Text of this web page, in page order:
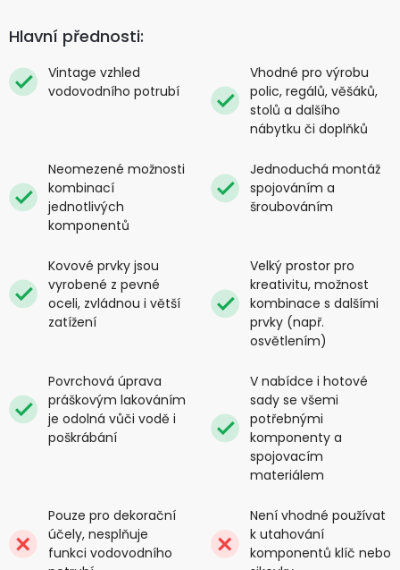
Hlavní přednosti:
Vintage vzhled
vodovodního potrubí
Vhodné pro výrobu
polic, regálů, věšáků,
stolů a dalšího
nábytku či doplňků
Neomezené možnosti
kombinací
jednotlivých
komponentů
Jednoduchá montáž
spojováním a
šroubováním
Kovové prvky jsou
vyrobené z pevné
oceli, zvládnou i větší
zatížení
Velký prostor pro
kreativitu, možnost
kombinace s dalšími
prvky (např.
osvětlením)
Povrchová úprava
práškovým lakováním
je odolná vůči vodě i
poškrábání
V nabídce i hotové
sady se všemi
potřebnými
komponenty a
spojovacím
materiálem
Pouze pro dekorační
účely, nesplňuje
funkci vodovodního
Není vhodné používat
k utahování
komponentů klíč nebo